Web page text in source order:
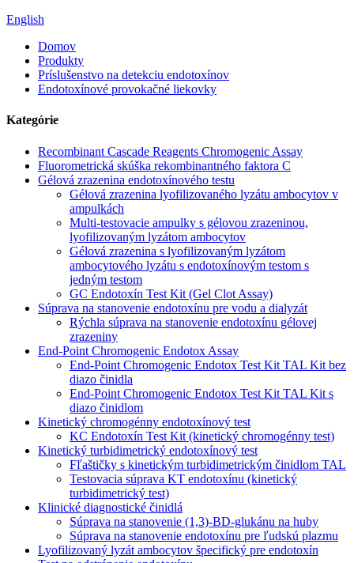
English
Domov
Produkty
Príslušenstvo na detekciu endotoxínov
Endotoxínové provokačné liekovky
Kategórie
Recombinant Cascade Reagents Chromogenic Assay
Fluorometrická skúška rekombinantného faktora C
Gélová zrazenina endotoxínového testu
Gélová zrazenina lyofilizovaného lyzátu ambocytov v
ampulkách
Multi-testovacie ampulky s gélovou zrazeninou,
lyofilizovaným lyzátom ambocytov
Gélová zrazenina s lyofilizovaným lyzátom
ambocytového lyzátu s endotoxínovým testom s
jedným testom
GC Endotoxín Test Kit (Gel Clot Assay)
Súprava na stanovenie endotoxínu pre vodu a dialyzát
Rýchla súprava na stanovenie endotoxínu gélovej
zrazeniny
End-Point Chromogenic Endotox Assay
End-Point Chromogenic Endotox Test Kit TAL Kit bez
diazo činidla
End-Point Chromogenic Endotox Test Kit TAL Kit s
diazo činidlom
Kinetický chromogénny endotoxínový test
KC Endotoxín Test Kit (kinetický chromogénny test)
Kinetický turbidimetrický endotoxínový test
Fľaštičky s kinetickým turbidimetrickým činidlom TAL
Testovacia súprava KT endotoxínu (kinetický
turbidimetrický test)
Klinické diagnostické činidlá
Súprava na stanovenie (1,3)-BD-glukánu na huby
Súprava na stanovenie endotoxínu pre ľudskú plazmu
Lyofilizovaný lyzát ambocytov špecifický pre endotoxín